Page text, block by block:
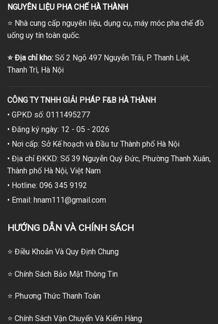
NGUYÊN LIỆU PHA CHẾ HÀ THÀNH
⭐ Nhà cung cấp nguyên liệu, dụng cụ, máy móc pha chế đồ
uống uy tín toàn quốc.
⭐Địa chỉ kho: Số 2 Ngõ 497 Nguyễn Trãi, P. Thanh Liệt,
Thanh Trì, Hà Nội
CÔNG TY TNHH GIẢI PHÁP F&B HÀ THÀNH
• GPKD số: 0111495277
• Đăng ký ngày: 12 - 05 - 2026
• Nơi cấp: Sở Kế hoạch và Đầu tư Thành phố Hà Nội
• Địa chỉ ĐKKD: Số 39 Nguyễn Quý Đức, Phường Thanh Xuân,
Thành phố Hà Nội, Việt Nam
• Hotline: 096 345 9192
• Email: hnam111@gmail.com
HƯỚNG DẪN VÀ CHÍNH SÁCH
⭐ Điều Khoản Và Quy Định Chung
⭐ Chính Sách Bảo Mật Thông Tin
⭐ Phương Thức Thanh Toán
⭐ Chính Sách Vận Chuyển Và Kiểm Hàng